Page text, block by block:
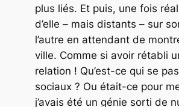
plus liés. Et puis, une fois
d’elle – mais distants – sur
l’autre en attendant de
ville. Comme si avoir rétabli
relation ! Qu’est-ce qui se
sociaux ? Ou était-ce pour
j’avais été un génie sorti de